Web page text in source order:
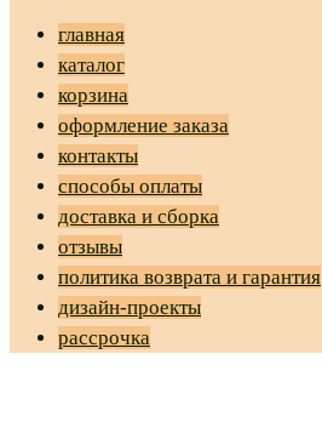
главная
каталог
корзина
оформление заказа
контакты
способы оплаты
доставка и сборка
отзывы
политика возврата и гарантия
дизайн-проекты
рассрочка